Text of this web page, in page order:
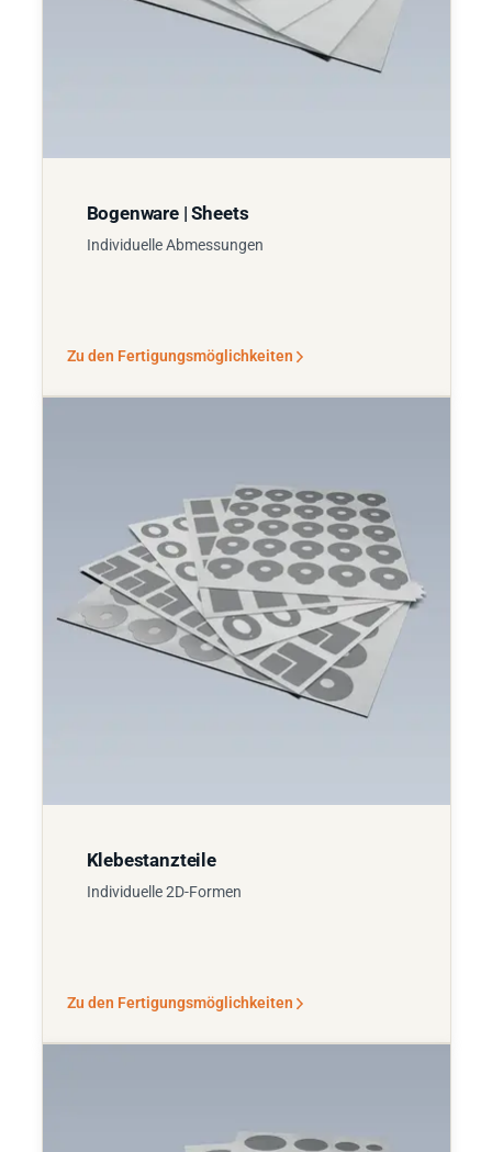
Bogenware | Sheets
Individuelle Abmessungen
Zu den Fertigungsmöglichkeiten
Klebestanzteile
Individuelle 2D-Formen
Zu den Fertigungsmöglichkeiten